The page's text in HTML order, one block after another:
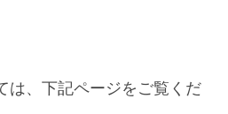
は、下記ページをご覧くだ